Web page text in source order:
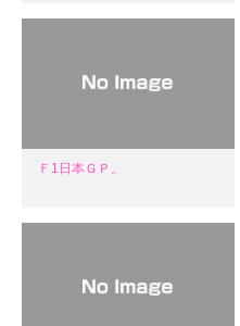
Ｆ1日本ＧＰ。